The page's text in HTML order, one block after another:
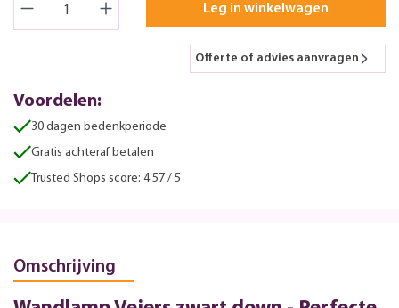
Leg in winkelwagen
Offerte of advies aanvragen
Voordelen:
30 dagen bedenkperiode
Gratis achteraf betalen
Trusted Shops score: 4.57 / 5
Omschrijving